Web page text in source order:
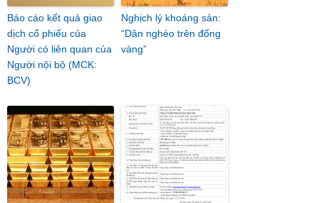
Báo cáo kết quả giao
dịch cổ phiếu của
Người có liên quan của
Người nội bộ (MCK:
BCV)
Nghịch lý khoáng sản:
“Dân nghèo trên đống
vàng”